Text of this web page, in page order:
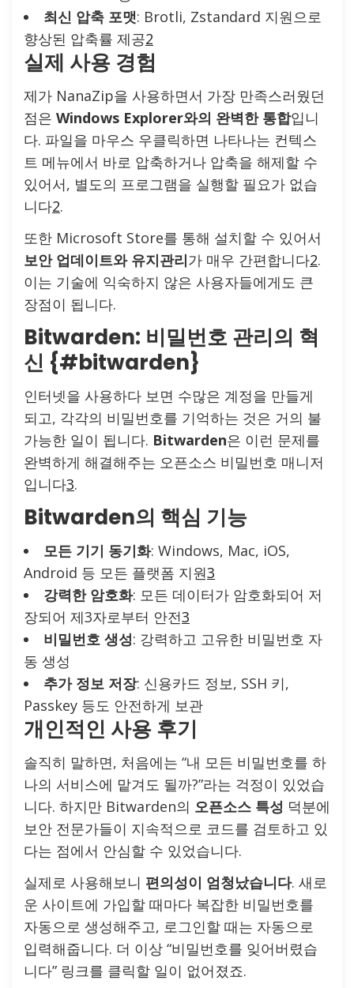
최신 압축 포맷: Brotli, Zstandard 지원으로
향상된 압축률 제공2
실제 사용 경험
제가 NanaZip을 사용하면서 가장 만족스러웠던
점은 Windows Explorer와의 완벽한 통합입니
다. 파일을 마우스 우클릭하면 나타나는 컨텍스
트 메뉴에서 바로 압축하거나 압축을 해제할 수
있어서, 별도의 프로그램을 실행할 필요가 없습
니다2.
또한 Microsoft Store를 통해 설치할 수 있어서
보안 업데이트와 유지관리가 매우 간편합니다2.
이는 기술에 익숙하지 않은 사용자들에게도 큰
장점이 됩니다.
Bitwarden: 비밀번호 관리의 혁
신 {#bitwarden}
인터넷을 사용하다 보면 수많은 계정을 만들게
되고, 각각의 비밀번호를 기억하는 것은 거의 불
가능한 일이 됩니다. Bitwarden은 이런 문제를
완벽하게 해결해주는 오픈소스 비밀번호 매니저
입니다3.
Bitwarden의 핵심 기능
모든 기기 동기화: Windows, Mac, iOS,
Android 등 모든 플랫폼 지원3
강력한 암호화: 모든 데이터가 암호화되어 저
장되어 제3자로부터 안전3
비밀번호 생성: 강력하고 고유한 비밀번호 자
동 생성
추가 정보 저장: 신용카드 정보, SSH 키,
Passkey 등도 안전하게 보관
개인적인 사용 후기
솔직히 말하면, 처음에는 “내 모든 비밀번호를 하
나의 서비스에 맡겨도 될까?”라는 걱정이 있었습
니다. 하지만 Bitwarden의 오픈소스 특성 덕분에
보안 전문가들이 지속적으로 코드를 검토하고 있
다는 점에서 안심할 수 있었습니다.
실제로 사용해보니 편의성이 엄청났습니다. 새로
운 사이트에 가입할 때마다 복잡한 비밀번호를
자동으로 생성해주고, 로그인할 때는 자동으로
입력해줍니다. 더 이상 “비밀번호를 잊어버렸습
니다” 링크를 클릭할 일이 없어졌죠.